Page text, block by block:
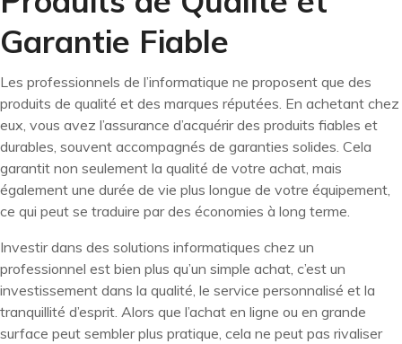
Garantie Fiable
Les professionnels de l’informatique ne proposent que des
produits de qualité et des marques réputées. En achetant chez
eux, vous avez l’assurance d’acquérir des produits fiables et
durables, souvent accompagnés de garanties solides. Cela
garantit non seulement la qualité de votre achat, mais
également une durée de vie plus longue de votre équipement,
ce qui peut se traduire par des économies à long terme.
Investir dans des solutions informatiques chez un
professionnel est bien plus qu’un simple achat, c’est un
investissement dans la qualité, le service personnalisé et la
tranquillité d’esprit. Alors que l’achat en ligne ou en grande
surface peut sembler plus pratique, cela ne peut pas rivaliser